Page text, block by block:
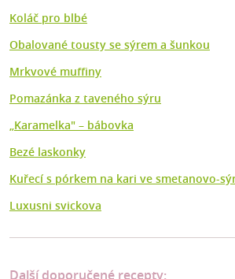
Koláč pro blbé
Obalované tousty se sýrem a šunkou
Mrkvové muffiny
Pomazánka z taveného sýru
„Karamelka" – bábovka
Bezé laskonky
Kuřecí s pórkem na kari ve smetanovo-
Luxusni svickova
Další doporučené recepty: